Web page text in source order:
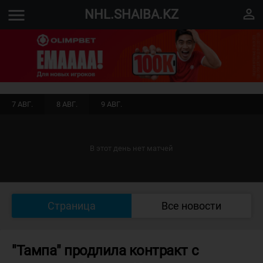
menu NHL.SHAIBA.KZ perm_identity
7 АВГ. 8 АВГ. 9 АВГ.
В этот день нет матчей
Страница Все новости
"Тампа" продлила контракт с